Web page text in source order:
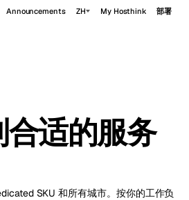
Announcements ZH My Hosthink 部署
适的服务
SKU 和所有城市。按你的工作负